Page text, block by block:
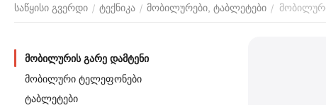
საწყისი გვერდი / ტექნიკა / მობილურები, ტაბლეტები /
მობილურის გარე დამტენი
მობილური ტელეფონები
ტაბლეტები